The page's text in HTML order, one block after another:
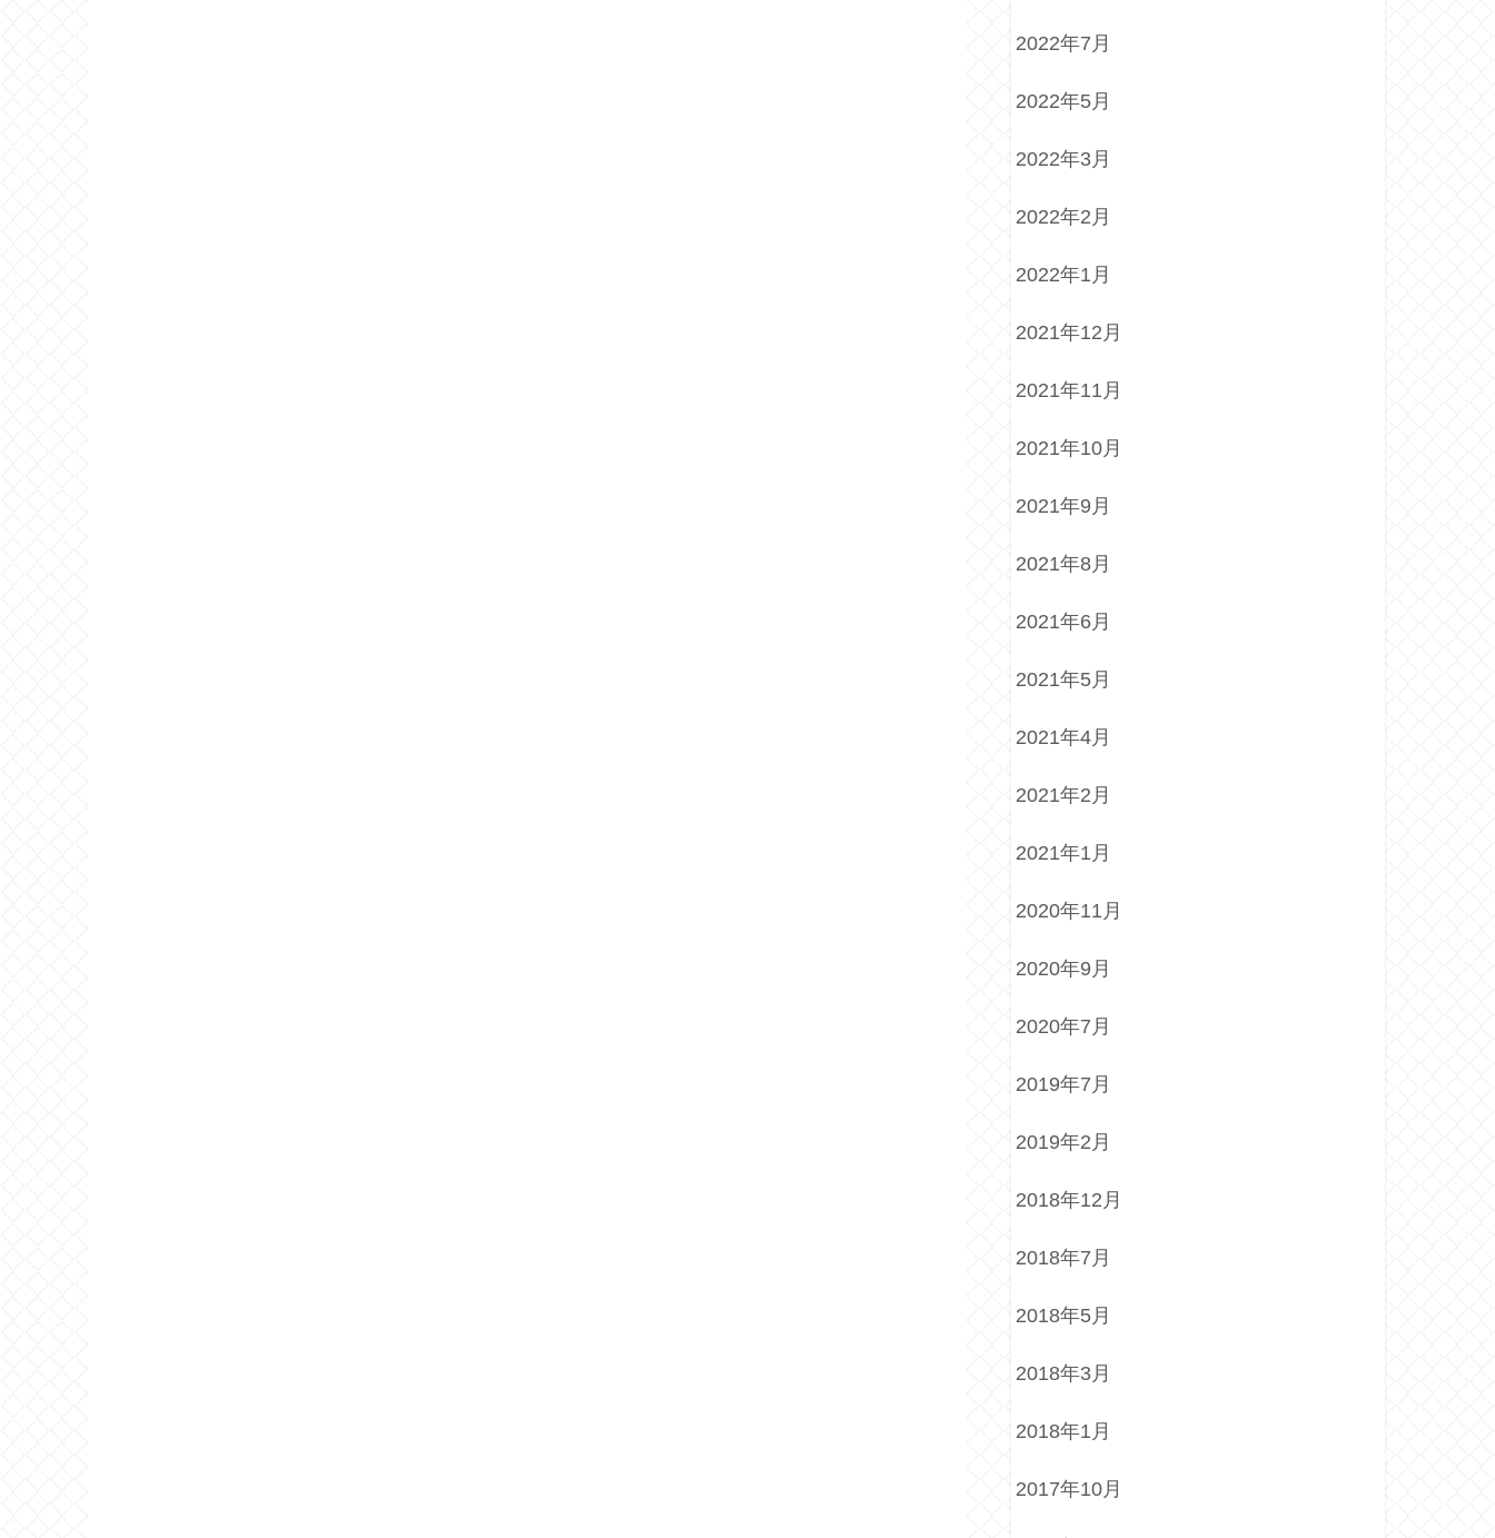
2022年7月
2022年5月
2022年3月
2022年2月
2022年1月
2021年12月
2021年11月
2021年10月
2021年9月
2021年8月
2021年6月
2021年5月
2021年4月
2021年2月
2021年1月
2020年11月
2020年9月
2020年7月
2019年7月
2019年2月
2018年12月
2018年7月
2018年5月
2018年3月
2018年1月
2017年10月